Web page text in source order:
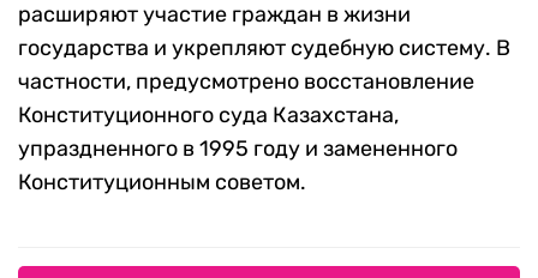
расширяют участие граждан в жизни
государства и укрепляют судебную систему. В
частности, предусмотрено восстановление
Конституционного суда Казахстана,
упраздненного в 1995 году и замененного
Конституционным советом.